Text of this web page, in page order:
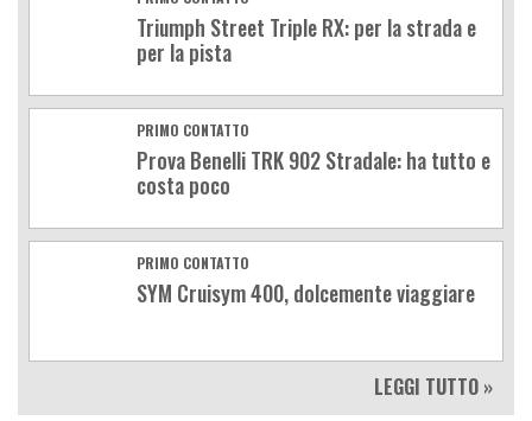
Triumph Street Triple RX: per la strada e
per la pista
PRIMO CONTATTO
Prova Benelli TRK 902 Stradale: ha tutto e
costa poco
PRIMO CONTATTO
SYM Cruisym 400, dolcemente viaggiare
LEGGI TUTTO »